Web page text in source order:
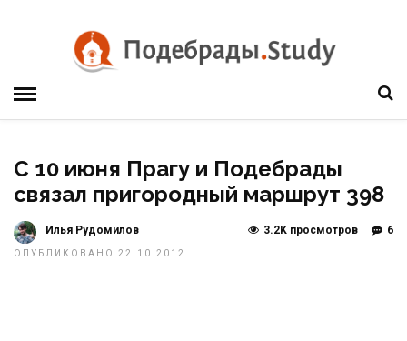
С 10 июня Прагу и Подебрады
связал пригородный маршрут 398
Илья Рудомилов
ОПУБЛИКОВАНО 22.10.2012
6
3.2K просмотров